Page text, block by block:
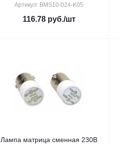
Артикул: BMS10-024-K05
116.78руб./шт
Лампа матрица сменная 230В